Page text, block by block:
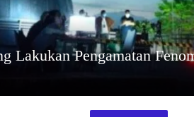
Lakukan Pengamatan